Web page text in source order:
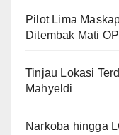
Pilot Lima
Ditembak Mati
Tinjau Lokasi
Mahyeldi
Narkoba hingga